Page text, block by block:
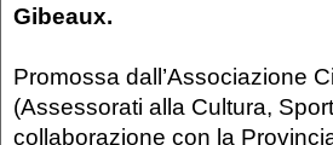
Gibeaux.
Promossa dall’Associazione
(Assessorati alla Cultura,
collaborazione con la